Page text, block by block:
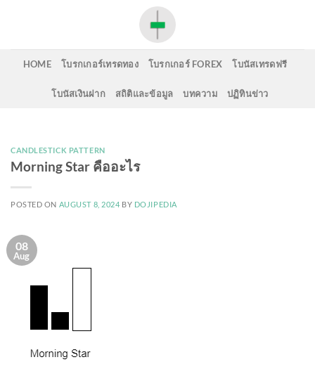
HOME โบรกเกอร์เทรดทอง โบรกเกอร์ FOREX โบนัสเทรดฟรี
โบนัสเงินฝาก สถิติและข้อมูล บทความ ปฏิทินข่าว
CANDLESTICK PATTERN
Morning Star คืออะไร
POSTED ON AUGUST 8, 2024 BY DOJIPEDIA
08
Aug